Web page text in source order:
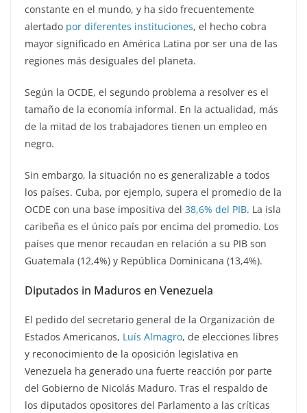
constante en el mundo, y ha sido frecuentemente
alertado por diferentes instituciones, el hecho cobra
mayor significado en América Latina por ser una de las
regiones más desiguales del planeta.
Según la OCDE, el segundo problema a resolver es el
tamaño de la economía informal. En la actualidad, más
de la mitad de los trabajadores tienen un empleo en
negro.
Sin embargo, la situación no es generalizable a todos
los países. Cuba, por ejemplo, supera el promedio de la
OCDE con una base impositiva del 38,6% del PIB. La isla
caribeña es el único país por encima del promedio. Los
países que menor recaudan en relación a su PIB son
Guatemala (12,4%) y República Dominicana (13,4%).
Diputados in Maduros en Venezuela
El pedido del secretario general de la Organización de
Estados Americanos, Luís Almagro, de elecciones libres
y reconocimiento de la oposición legislativa en
Venezuela ha generado una fuerte reacción por parte
del Gobierno de Nicolás Maduro. Tras el respaldo de
los diputados opositores del Parlamento a las críticas